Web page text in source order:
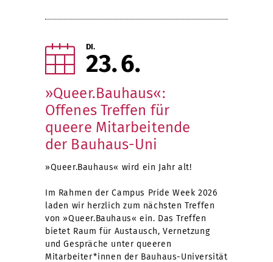
DI.
23 6
»Queer.Bauhaus«:
Offenes Treffen für
queere Mitarbeitende
der Bauhaus-Uni
»Queer.Bauhaus« wird ein Jahr alt!
Im Rahmen der Campus Pride Week 2026
laden wir herzlich zum nächsten Treffen
von »Queer.Bauhaus« ein. Das Treffen
bietet Raum für Austausch, Vernetzung
und Gespräche unter queeren
Mitarbeiter*innen der Bauhaus-Universität